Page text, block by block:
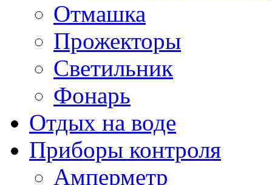
Отмашка
Прожекторы
Светильник
Фонарь
Отдых на воде
Приборы контроля
Амперметр